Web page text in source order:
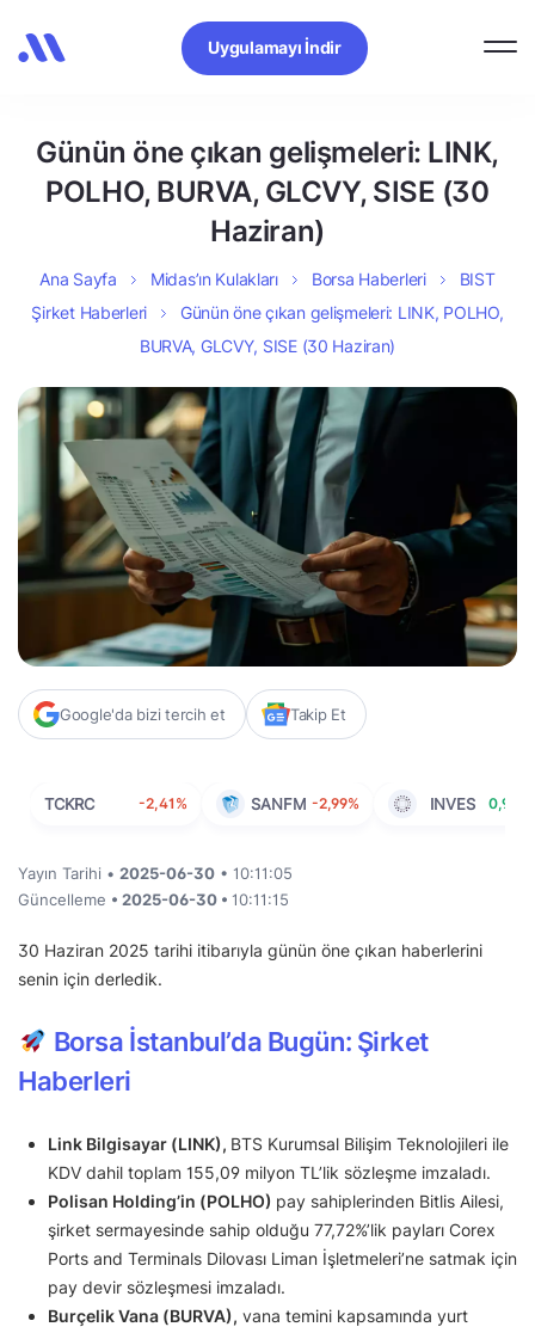
Uygulamayı İndir
Günün öne çıkan gelişmeleri: LINK,
POLHO, BURVA, GLCVY, SISE (30
Haziran)
Ana Sayfa Midas’ın Kulakları Borsa Haberleri
BIST
Şirket Haberleri
Günün öne çıkan gelişmeleri: LINK, POLHO,
BURVA, GLCVY, SISE (30 Haziran)
Google'da bizi tercih et Takip Et
TCKRC -2,41% SANFM -2,99% INVES 0,95%
Yayın Tarihi • 2025-06-30 • 10:11:05
Güncelleme • 2025-06-30 • 10:11:15
30 Haziran 2025 tarihi itibarıyla günün öne çıkan haberlerini
senin için derledik.
Borsa İstanbul’da Bugün: Şirket
Haberleri
Link Bilgisayar (LINK), BTS Kurumsal Bilişim Teknolojileri ile
KDV dahil toplam 155,09 milyon TL’lik sözleşme imzaladı.
Polisan Holding’in (POLHO) pay sahiplerinden Bitlis Ailesi,
şirket sermayesinde sahip olduğu 77,72%’lik payları Corex
Ports and Terminals Dilovası Liman İşletmeleri’ne satmak için
pay devir sözleşmesi imzaladı.
Burçelik Vana (BURVA), vana temini kapsamında yurt